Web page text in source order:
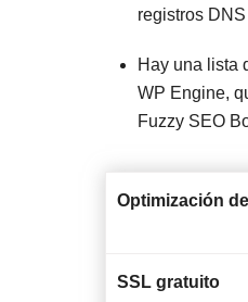
registros
Hay una lista
WP Engine,
Fuzzy SEO
Optimización
SSL gratuito